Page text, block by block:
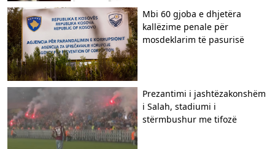
Mbi 60 gjoba e dhjetëra
kallëzime penale për
mosdeklarim të pasurisë
Prezantimi i jashtëzakonshëm
i Salah, stadiumi i
stërmbushur me tifozë